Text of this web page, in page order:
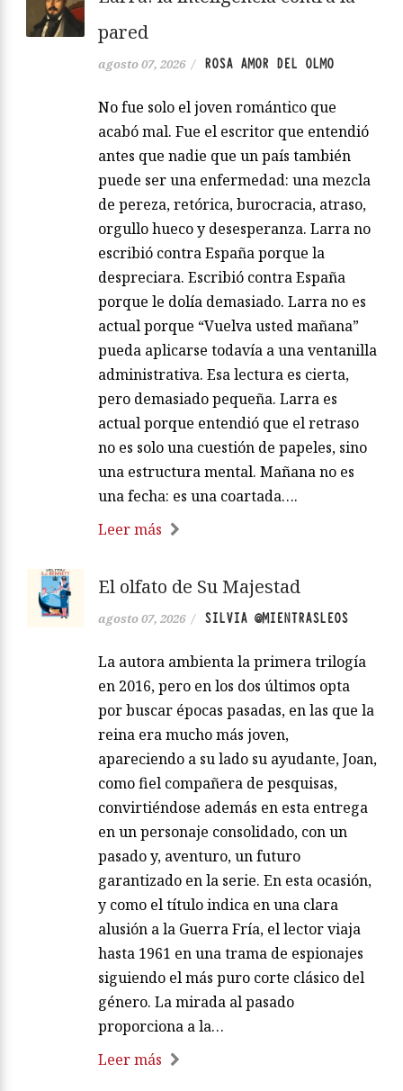
pared
agosto 07, 2026 / ROSA AMOR DEL OLMO
No fue solo el joven romántico que
acabó mal. Fue el escritor que entendió
antes que nadie que un país también
puede ser una enfermedad: una mezcla
de pereza, retórica, burocracia, atraso,
orgullo hueco y desesperanza. Larra no
escribió contra España porque la
despreciara. Escribió contra España
porque le dolía demasiado. Larra no es
actual porque “Vuelva usted mañana”
pueda aplicarse todavía a una ventanilla
administrativa. Esa lectura es cierta,
pero demasiado pequeña. Larra es
actual porque entendió que el retraso
no es solo una cuestión de papeles, sino
una estructura mental. Mañana no es
una fecha: es una coartada….
Leer más
El olfato de Su Majestad
agosto 07, 2026 / SILVIA @MIENTRASLEOS
La autora ambienta la primera trilogía
en 2016, pero en los dos últimos opta
por buscar épocas pasadas, en las que la
reina era mucho más joven,
apareciendo a su lado su ayudante, Joan,
como fiel compañera de pesquisas,
convirtiéndose además en esta entrega
en un personaje consolidado, con un
pasado y, aventuro, un futuro
garantizado en la serie. En esta ocasión,
y como el título indica en una clara
alusión a la Guerra Fría, el lector viaja
hasta 1961 en una trama de espionajes
siguiendo el más puro corte clásico del
género. La mirada al pasado
proporciona a la…
Leer más